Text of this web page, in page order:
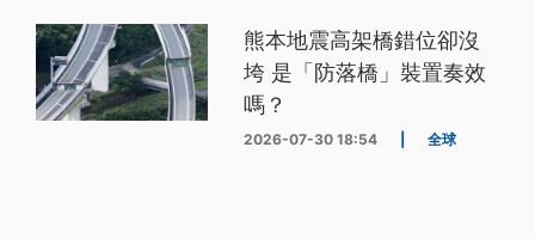
熊本地震高架橋錯位卻沒
垮 是「防落橋」裝置奏效
嗎？
2026-07-30 18:54 全球